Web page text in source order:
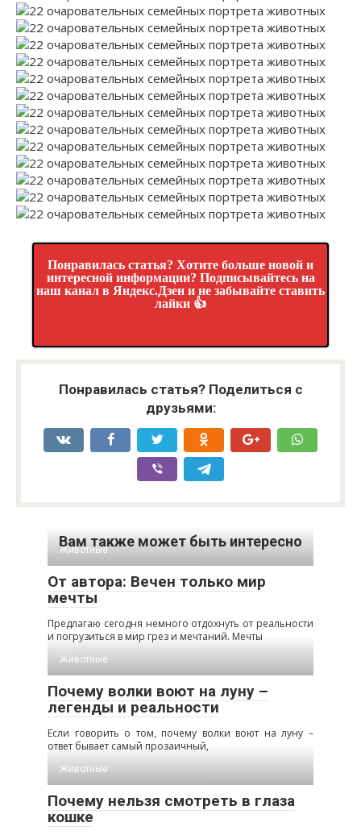
Понравилась статья? Хотите больше новой и
интересной информации? Подписывайтесь на
наш канал в Яндекс.Дзен и не забывайте ставить
лайки 👍
Понравилась статья? Поделиться с
друзьями:
Вам также может быть интересно
Животные
От автора: Вечен только мир
мечты
Предлагаю сегодня немного отдохнуть от реальности
и погрузиться в мир грез и мечтаний. Мечты
Животные
Почему волки воют на луну –
легенды и реальности
Если говорить о том, почему волки воют на луну –
ответ бывает самый прозаичный,
Животные
Почему нельзя смотреть в глаза
кошке